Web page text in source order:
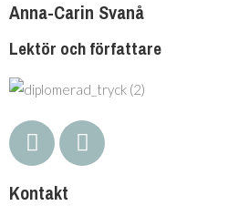
Anna-Carin Svanå
Lektör och författare
Kontakt